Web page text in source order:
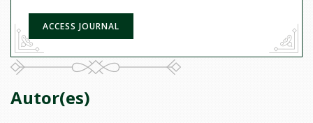
ACCESS JOURNAL
Autor(es)